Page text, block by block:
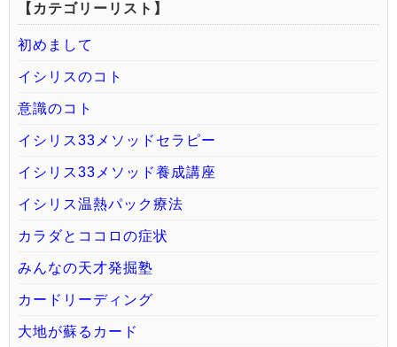
【カテゴリーリスト】
初めまして
イシリスのコト
意識のコト
イシリス33メソッドセラピー
イシリス33メソッド養成講座
イシリス温熱パック療法
カラダとココロの症状
みんなの天才発掘塾
カードリーディング
大地が蘇るカード